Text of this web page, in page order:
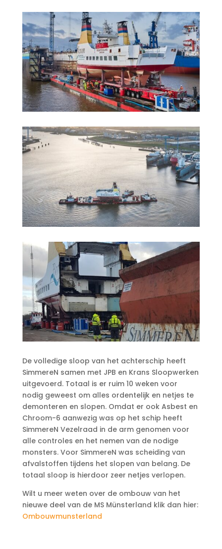
De volledige sloop van het achterschip heeft
SimmereN samen met JPB en Krans Sloopwerken
uitgevoerd. Totaal is er ruim 10 weken voor
nodig geweest om alles ordentelijk en netjes te
demonteren en slopen. Omdat er ook Asbest en
Chroom-6 aanwezig was op het schip heeft
SimmereN Vezelraad in de arm genomen voor
alle controles en het nemen van de nodige
monsters. Voor SimmereN was scheiding van
afvalstoffen tijdens het slopen van belang. De
totaal sloop is hierdoor zeer netjes verlopen.
Wilt u meer weten over de ombouw van het
nieuwe deel van de MS Münsterland klik dan hier:
Ombouwmunsterland